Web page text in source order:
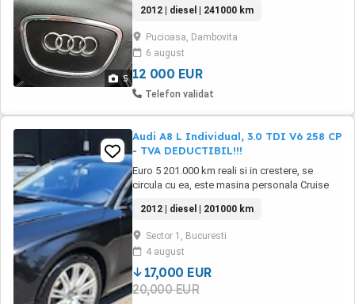
5
lungă (Long Wheelbase), o limuzină premium
care oferă confort și performanță la cel mai
înalt nivel. - 234.000 km - Istoric complet de
service - ITP valabil - ...
2012 | diesel | 241000 km
Pucioasa, Dambovita
6 august
12 000 EUR
Telefon validat
Audi A8 L Individual, 3.0 TDI V6 258 CP
- TVA DEDUCTIBIL!!!
Euro 5 201.000 km reali si in crestere, se
circula cu ea, este masina personala Cruise
Faruri FULL LED adaptive Night vision Cutie
automata 8+1 Sistem alarma Tractiune
integrala Lumini ambientale Asistenta la
pornire in rampa Faza lunga fara orbire
Bluetooth Geamuri ...
2012 | diesel | 201000 km
Sector 1, Bucuresti
4 august
17,000 EUR
20,000 EUR